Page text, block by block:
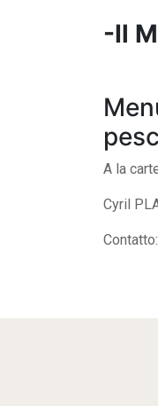
-Il
A la
Cyril